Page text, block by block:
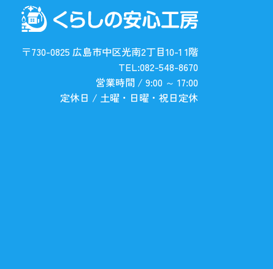
〒730-0825 広島市中区光南2丁目10-1 1階
TEL:082-548-8670
営業時間 / 9:00 ～ 17:00
定休日 / 土曜・日曜・祝日定休